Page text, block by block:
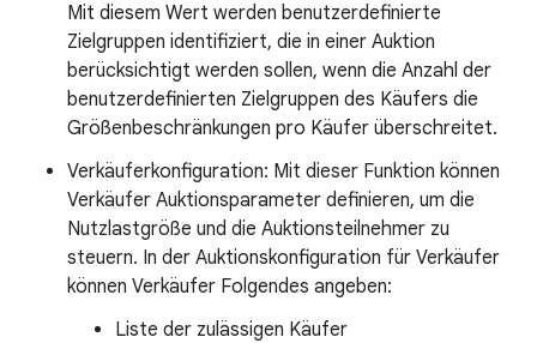
Mit diesem Wert werden benutzerdefinierte
Zielgruppen identifiziert, die in einer Auktion
berücksichtigt werden sollen, wenn die Anzahl der
benutzerdefinierten Zielgruppen des Käufers die
Größenbeschränkungen pro Käufer überschreitet.
Verkäuferkonfiguration: Mit dieser Funktion können
Verkäufer Auktionsparameter definieren, um die
Nutzlastgröße und die Auktionsteilnehmer zu
steuern. In der Auktionskonfiguration für Verkäufer
können Verkäufer Folgendes angeben:
Liste der zulässigen Käufer